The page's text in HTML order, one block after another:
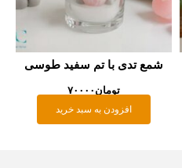
شمع تدی با تم سفید طوسی
تومان۷۰۰۰۰
افزودن به سبد خرید